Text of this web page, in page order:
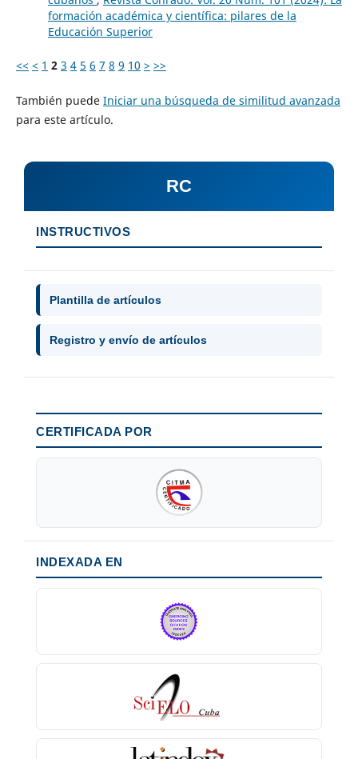
formación académica y científica: pilares de la
Educación Superior
<< < 1 2 3 4 5 6 7 8 9 10 > >>
También puede Iniciar una búsqueda de similitud avanzada
para este artículo.
RC
INSTRUCTIVOS
Plantilla de artículos
Registro y envío de artículos
CERTIFICADA POR
INDEXADA EN